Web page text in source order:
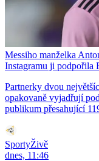
Messiho manželka
Instagramu ji podpořila
Partnerky dvou
opakovaně vyjadřují
publikum přesahující
SportyŽivě
dnes, 11:46